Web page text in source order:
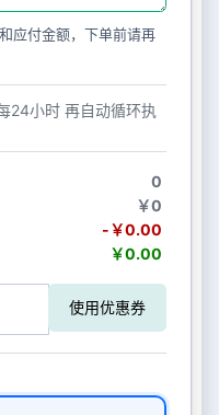
应付金额，下单前请再
24小时 再自动循环执
0
￥0
-￥0.00
￥0.00
使用优惠券